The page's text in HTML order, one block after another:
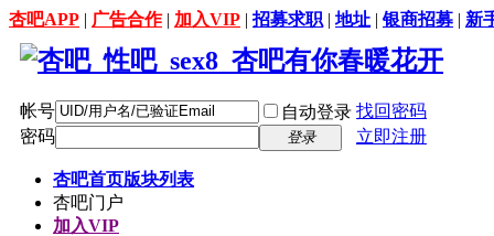
杏吧APP | 广告合作| 加入VIP | 招募求职 | 地址 |银商招募 | 新
帐号 自动登录 找回密码
密码
登录 立即注册
杏吧首页版块列表
杏吧门户
加入VIP